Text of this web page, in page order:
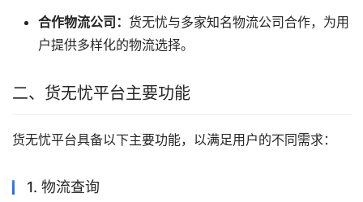
合作物流公司： 货无忧与多家知名物流公司合作，为用
户提供多样化的物流选择。
二、货无忧平台主要功能
货无忧平台具备以下主要功能，以满足用户的不同需求：
1. 物流查询